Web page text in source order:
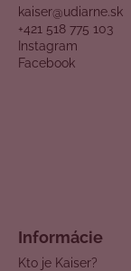
kaiser@udiarne.sk
+421 518 775 103
Instagram
Facebook
Informácie
Kto je Kaiser?